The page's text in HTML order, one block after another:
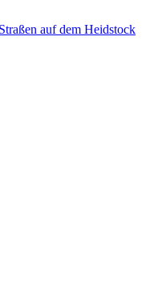
auf dem Heidstock